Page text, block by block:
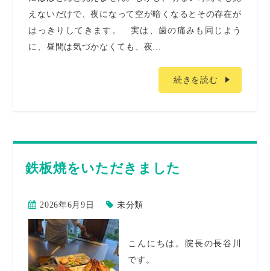
えないだけで、夜になって空が暗くなるとその存在が
はっきりしてきます。 実は、歯の痛みも同じよう
に、昼間は気づかなくても、夜...
続きを読む
鉄板焼をいただきました
2026年6月9日 未分類
こんにちは。院長の長谷川
です。